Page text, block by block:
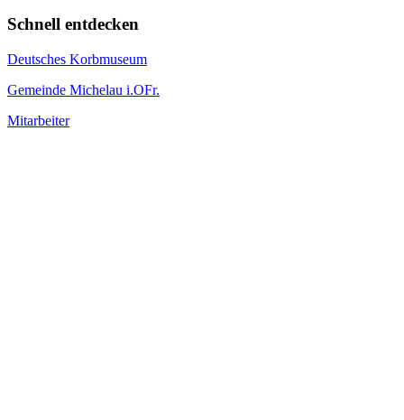
Schnell entdecken
Deutsches Korbmuseum
Gemeinde Michelau i.OFr.
Mitarbeiter